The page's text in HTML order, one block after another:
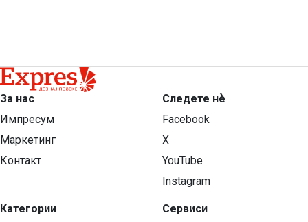
За нас
Импресум
Маркетинг
Контакт
Категории
Следете нѐ
Facebook
X
YouTube
Instagram
Сервиси